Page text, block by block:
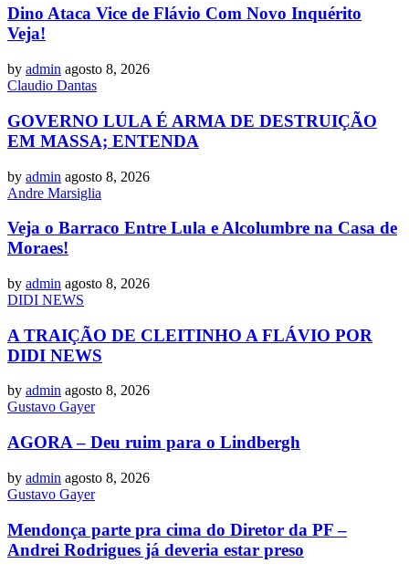
Dino Ataca Vice de Flávio Com Novo Inquérito
Veja!
by admin agosto 8, 2026
Claudio Dantas
GOVERNO LULA É ARMA DE DESTRUIÇÃO
EM MASSA; ENTENDA
by admin agosto 8, 2026
Andre Marsiglia
Veja o Barraco Entre Lula e Alcolumbre na Casa de
Moraes!
by admin agosto 8, 2026
DIDI NEWS
A TRAIÇÃO DE CLEITINHO A FLÁVIO POR
DIDI NEWS
by admin agosto 8, 2026
Gustavo Gayer
AGORA – Deu ruim para o Lindbergh
by admin agosto 8, 2026
Gustavo Gayer
Mendonça parte pra cima do Diretor da PF –
Andrei Rodrigues já deveria estar preso